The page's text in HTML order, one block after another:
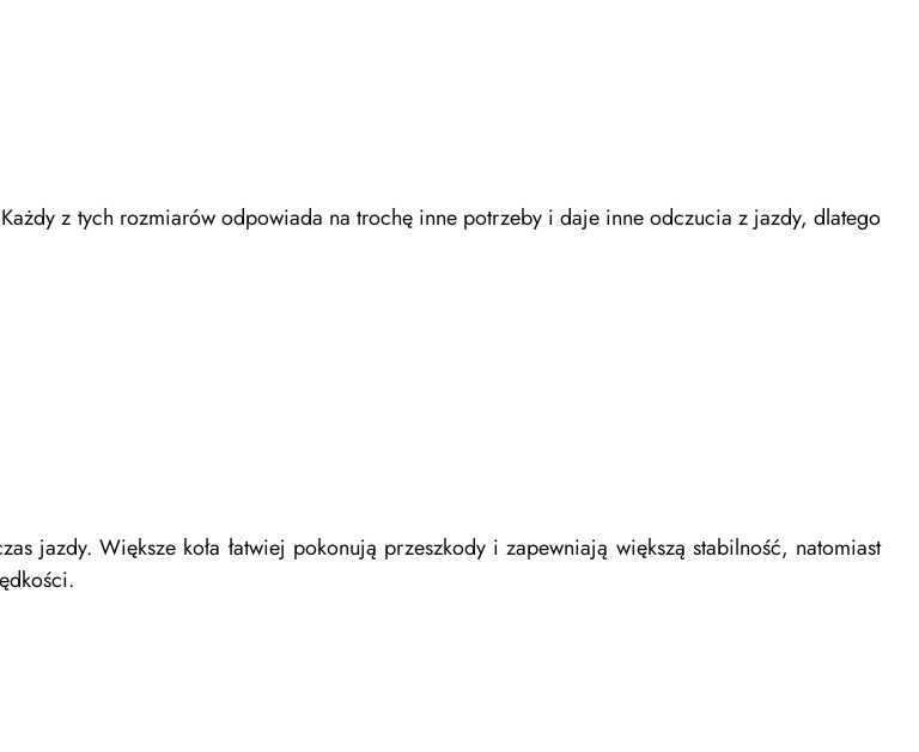
z tych rozmiarów odpowiada na trochę inne potrzeby i daje inne odczucia z jazdy, dlatego
jazdy. Większe koła łatwiej pokonują przeszkody i zapewniają większą stabilność, natomiast